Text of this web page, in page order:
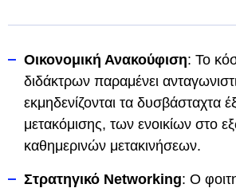
Οικονομική Ανακούφιση: Το
διδάκτρων παραμένει
εκμηδενίζονται τα δυσβάσταχτα
μετακόμισης, των ενοικίων στο
καθημερινών μετακινήσεων.
Στρατηγικό Networking: Ο